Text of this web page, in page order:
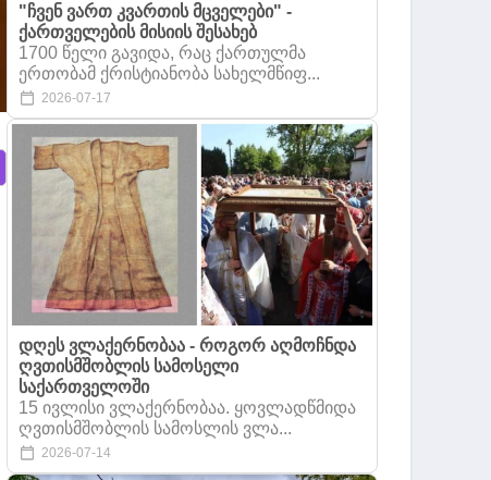
"ჩვენ ვართ კვართის მცველები" -
ქართველების მისიის შესახებ
1700 წელი გავიდა, რაც ქართულმა
ერთობამ ქრისტიანობა სახელმწიფ...
2026-07-17
დღეს ვლაქერნობაა - როგორ აღმოჩნდა
ღვთისმშობლის სამოსელი
საქართველოში
15 ივლისი ვლაქერნობაა. ყოვლადწმიდა
ღვთისმშობლის სამოსლის ვლა...
2026-07-14